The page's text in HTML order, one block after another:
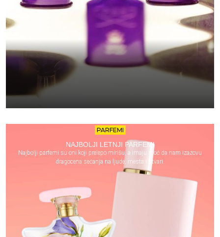
PARFEMI
NAJBOLJI LETNJI PARFEMI
Najbolji parfemi su oni koji prelepo mirišu, a imaju moć da nam izazovu
dragocena sećanja na ljude, mesta i stvari.